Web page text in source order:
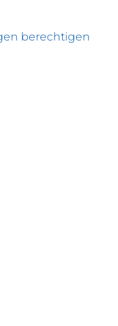
berechtigen